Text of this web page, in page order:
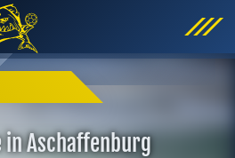
in Aschaffenburg